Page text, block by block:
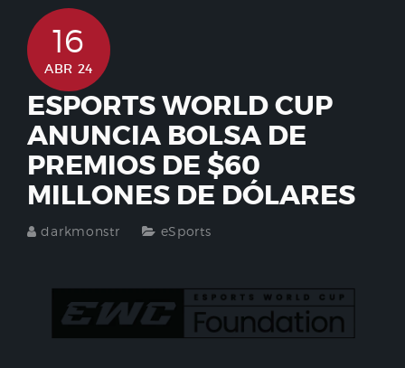
16
ABR 24
ESPORTS WORLD CUP
ANUNCIA BOLSA DE
PREMIOS DE $60
MILLONES DE DÓLARES
darkmonstr eSports